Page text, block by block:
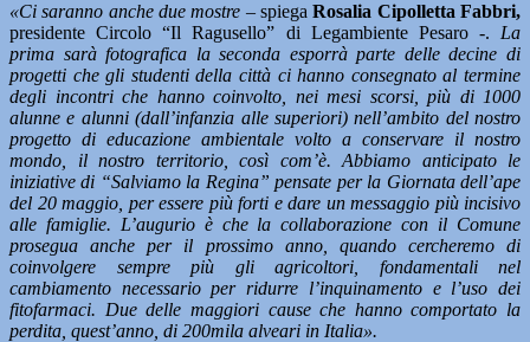
«Ci saranno anche due mostre –spiegaRosalia Cipolletta Fabbri,
presidente Circolo “Il Ragusello” di Legambiente Pesaro -. La
prima sarà fotografica la seconda esporrà parte delle decine di
progetti che gli studenti della città ci hanno consegnato al termine
degli incontri che hanno coinvolto, nei mesi scorsi, più di 1000
alunne e alunni (dall’infanzia alle superiori) nell’ambito del nostro
progetto di educazione ambientale volto a conservare il nostro
mondo, il nostro territorio, così com’è. Abbiamo anticipato le
iniziative di “Salviamo la Regina” pensate per la Giornata dell’ape
del 20 maggio, per essere più forti e dare un messaggio più incisivo
alle famiglie. L’augurio è che la collaborazione con il Comune
prosegua anche per il prossimo anno, quando cercheremo di
coinvolgere sempre più gli agricoltori, fondamentali nel
cambiamento necessario per ridurre l’inquinamento e l’uso dei
fitofarmaci. Due delle maggiori cause che hanno comportato la
perdita, quest’anno, di 200mila alveari in Italia».